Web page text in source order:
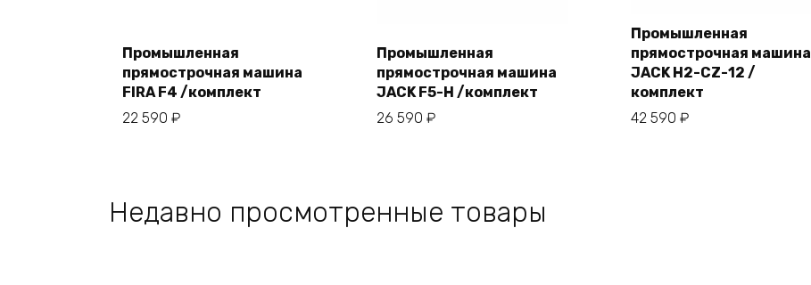
В корзину
Промышленная
прямострочная машина
FIRA F4 /комплект
22 590 ₽
В корзину
Промышленная
прямострочная машина
JACK F5-H /комплект
26 590 ₽
В корзину
Промышленная
прямострочная машина
JACK H2-CZ-12 /
комплект
42 590 ₽
Недавно просмотренные товары